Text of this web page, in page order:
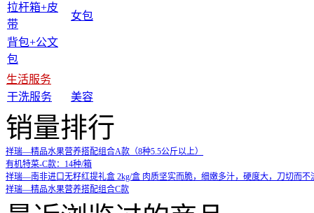
拉杆箱+皮
带
女包
背包+公文
包
生活服务
干洗服务
美容
销量排行
祥瑞—精品水果营养搭配组合A款（8种5.5公斤以上）
有机特菜-C款：14种/箱
祥瑞—南非进口无籽红提礼盒 2kg/盒 肉质坚实而脆，细嫩多汁，硬度大，刀切而不
祥瑞—精品水果营养搭配组合C款